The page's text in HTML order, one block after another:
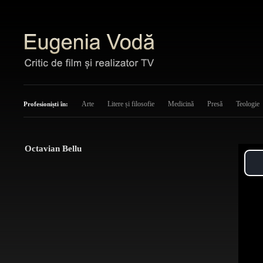
Profesioniști în: Arte Litere și filosofie Medicină Presă Teologie
Octavian Bellu